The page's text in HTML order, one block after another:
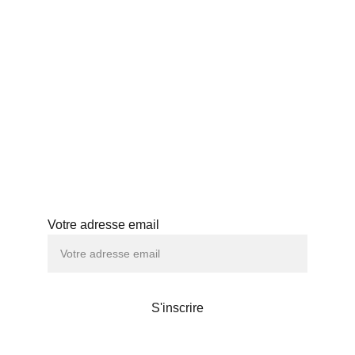
Votre adresse email
S'inscrire